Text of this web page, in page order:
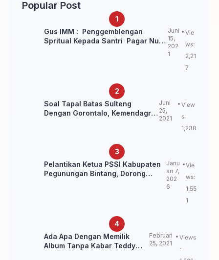
Popular Post
Gus IMM : Penggemblengan
Spritual Kepada Santri Pagar Nusa
Juni
15,
202
1
Vie
ws:
2,21
7
Soal Tapal Batas Sulteng
Dengan Gorontalo, Kemendagri:
Juni
25,
2021
View
s:
1,238
Pelantikan Ketua PSSI Kabupaten
Pegunungan Bintang, Dorong
Janu
ari 7,
202
6
Vie
ws:
1,55
1
Ada Apa Dengan Memilik
Album Tanpa Kabar Teddy
Februari
25, 2021
Views
: